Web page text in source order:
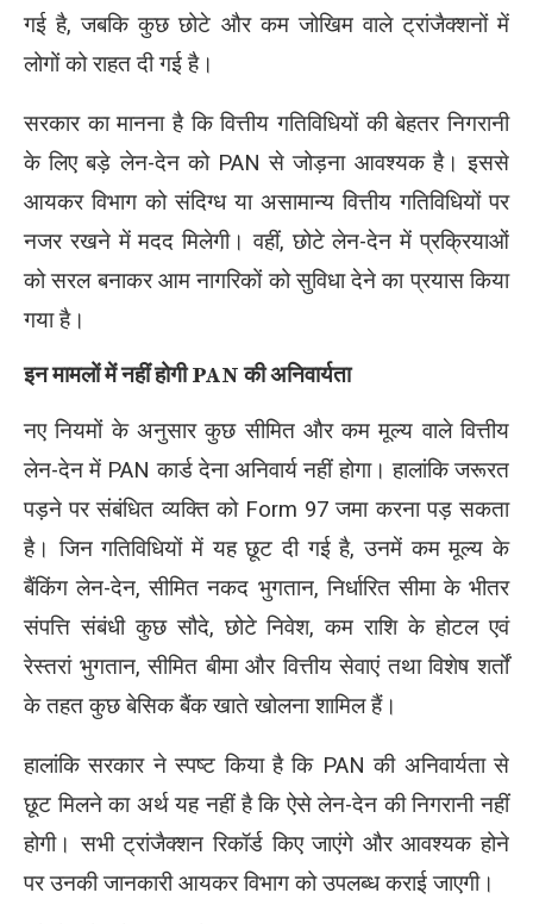
गई है, जबकि कुछ छोटे और कम जोखिम वाले ट्रांजैक्शनों में
लोगों को राहत दी गई है।
सरकार का मानना है कि वित्तीय गतिविधियों की बेहतर निगरानी
के लिए बड़े लेन-देन को PAN से जोड़ना आवश्यक है। इससे
आयकर विभाग को संदिग्ध या असामान्य वित्तीय गतिविधियों पर
नजर रखने में मदद मिलेगी। वहीं, छोटे लेन-देन में प्रक्रियाओं
को सरल बनाकर आम नागरिकों को सुविधा देने का प्रयास किया
गया है।
इन मामलों में नहीं होगी PAN की अनिवार्यता
नए नियमों के अनुसार कुछ सीमित और कम मूल्य वाले वित्तीय
लेन-देन में PAN कार्ड देना अनिवार्य नहीं होगा। हालांकि जरूरत
पड़ने पर संबंधित व्यक्ति को Form 97 जमा करना पड़ सकता
है। जिन गतिविधियों में यह छूट दी गई है, उनमें कम मूल्य के
बैंकिंग लेन-देन, सीमित नकद भुगतान, निर्धारित सीमा के भीतर
संपत्ति संबंधी कुछ सौदे, छोटे निवेश, कम राशि के होटल एवं
रेस्तरां भुगतान, सीमित बीमा और वित्तीय सेवाएं तथा विशेष शर्तों
के तहत कुछ बेसिक बैंक खाते खोलना शामिल हैं।
हालांकि सरकार ने स्पष्ट किया है कि PAN की अनिवार्यता से
छूट मिलने का अर्थ यह नहीं है कि ऐसे लेन-देन की निगरानी नहीं
होगी। सभी ट्रांजैक्शन रिकॉर्ड किए जाएंगे और आवश्यक होने
पर उनकी जानकारी आयकर विभाग को उपलब्ध कराई जाएगी।